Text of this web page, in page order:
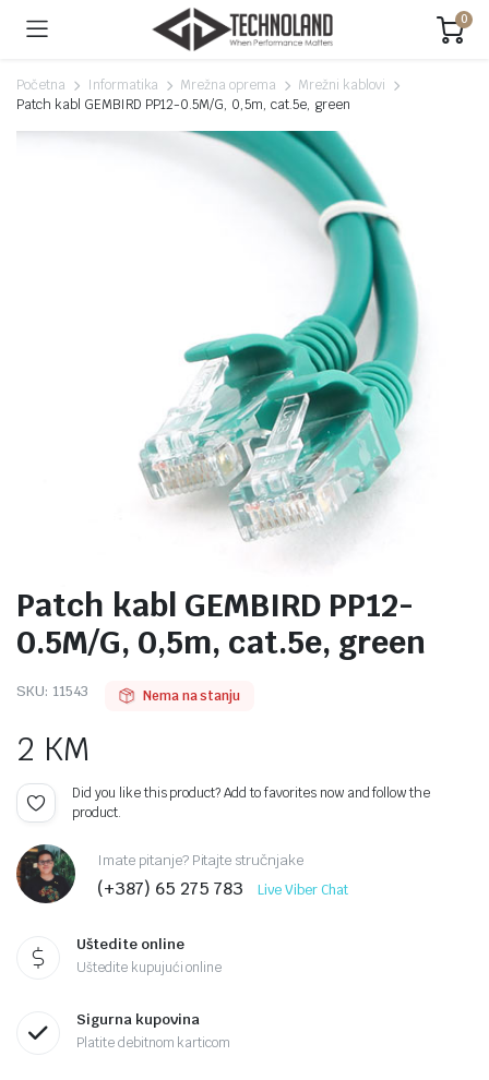
0
Početna Informatika Mrežna oprema
Mrežni kablovi
Patch kabl GEMBIRD PP12-0.5M/G, 0,5m, cat.5e, green
Patch kabl GEMBIRD PP12-
0.5M/G, 0,5m, cat.5e, green
SKU: 11543 Nema na stanju
2 KM
Did you like this product? Add to favorites now and follow the
product.
Imate pitanje? Pitajte stručnjake
(+387) 65 275 783 Live Viber Chat
Uštedite online
Uštedite kupujući online
Sigurna kupovina
Platite debitnom karticom